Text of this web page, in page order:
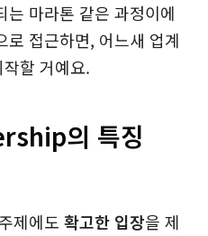
는 마라톤 같은 과정이에
로 접근하면, 어느새 업계
할 거예요.
의 특징
제에도 확고한 입장을 제